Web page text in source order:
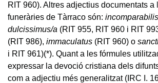
RIT 960). Altres adjectius documentats
funeràries de Tàrraco són: incomparabilis
dulcissimus/a (RIT 955, RIT 960 i RIT
(RIT 986), immaculatus (RIT 960) o
i RIT 961)(*). Quant a les fórmules
expressar la devoció cristiana dels
com a adjectiu més generalitzat (IRC I.